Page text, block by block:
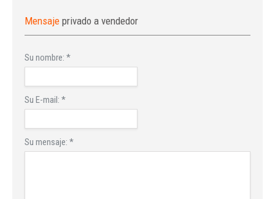
Mensaje privado a vendedor
Su nombre: *
Su E-mail: *
Su mensaje: *